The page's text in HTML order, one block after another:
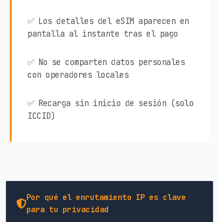
✅ Los detalles del eSIM aparecen en
pantalla al instante tras el pago
✅ No se comparten datos personales
con operadores locales
✅ Recarga sin inicio de sesión (solo
ICCID)
Por qué el enrutamiento IP es clave
para tu privacidad